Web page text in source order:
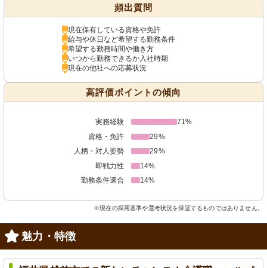
頻出質問
現在保有している資格や免許
給与や休日など希望する勤務条件
希望する勤務時間や働き方
いつから勤務できるか入社時期
現在の他社への応募状況
高評価ポイントの傾向
実務経験
71%
資格・免許
29%
人柄・対人姿勢
29%
即戦力性
14%
勤務条件適合
14%
※現在の採用基準や選考状況を保証するものではありません。
魅力・特徴